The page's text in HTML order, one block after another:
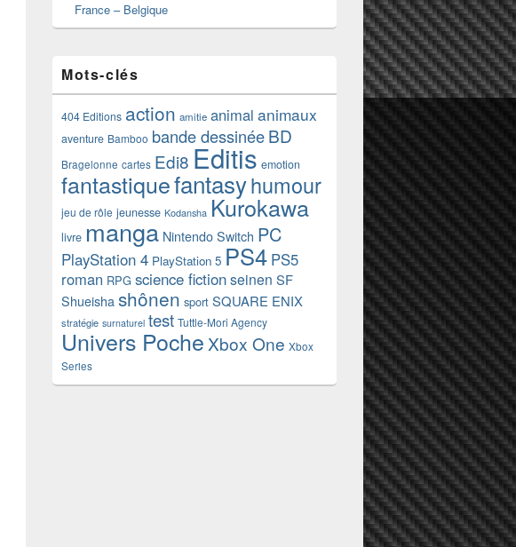
France – Belgique
Mots-clés
404 Editions action amitie animal animaux
aventure Bamboo bande dessinéeBD
Bragelonne cartes Edi8 Editis emotion
fantastiquefantasyhumour
jeu de rôle jeunesse Kodansha Kurokawa
livre manga Nintendo Switch PC
PlayStation 4 PlayStation 5 PS4 PS5
roman RPG science fictionseinen SF
Shueisha shônen sport SQUARE ENIX
stratégie surnaturel test Tuttle-Mori Agency
Univers Poche Xbox One Xbox
Series